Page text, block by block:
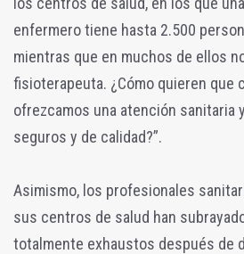
enfermero tiene hasta 2.500
mientras que en muchos de ellos
fisioterapeuta. ¿Cómo quieren que
ofrezcamos una atención sanitaria
seguros y de calidad?”.
Asimismo, los profesionales
sus centros de salud han
totalmente exhaustos después de